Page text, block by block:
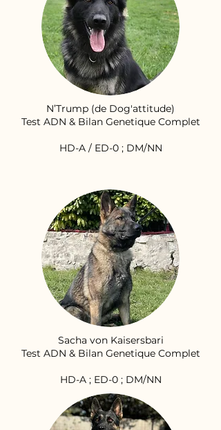
N’Trump (de Dog'attitude)
Test ADN & Bilan Genetique Complet
HD-A / ED-0 ; DM/NN
Sacha von Kaisersbari
Test ADN & Bilan Genetique Complet
HD-A ; ED-0 ; DM/NN